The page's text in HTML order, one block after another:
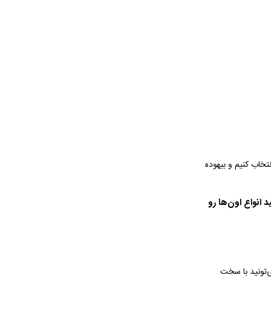
کنیم و بیهوده
انواع اون‌ها رو
با سخت